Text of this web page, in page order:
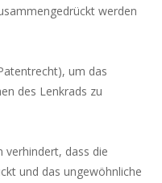
werden
um das
des Lenkrads zu
verhindert, dass die
und das ungewöhnliche